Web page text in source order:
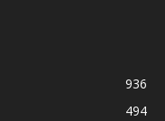
936
494